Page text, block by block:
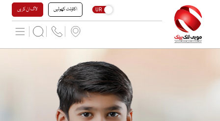
UR اکاؤنٹ کھولیں لاگ ان کریں